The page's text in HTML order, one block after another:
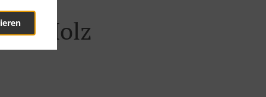
Holz